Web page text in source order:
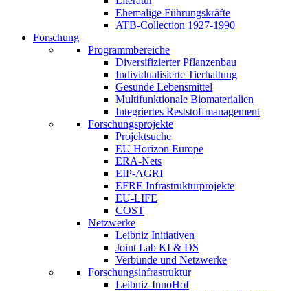
Ehemalige Führungskräfte
ATB-Collection 1927-1990
Forschung
Programmbereiche
Diversifizierter Pflanzenbau
Individualisierte Tierhaltung
Gesunde Lebensmittel
Multifunktionale Biomaterialien
Integriertes Reststoffmanagement
Forschungsprojekte
Projektsuche
EU Horizon Europe
ERA-Nets
EIP-AGRI
EFRE Infrastrukturprojekte
EU-LIFE
COST
Netzwerke
Leibniz Initiativen
Joint Lab KI & DS
Verbünde und Netzwerke
Forschungsinfrastruktur
Leibniz-InnoHof